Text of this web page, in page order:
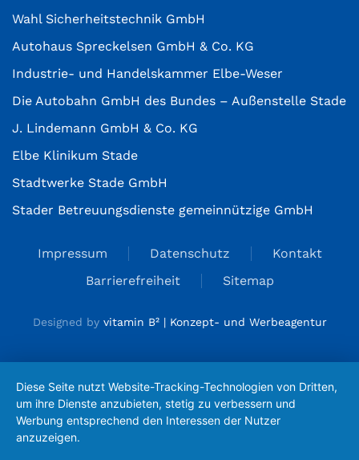
Wahl Sicherheitstechnik GmbH
Autohaus Spreckelsen GmbH & Co. KG
Industrie- und Handelskammer Elbe-Weser
Die Autobahn GmbH des Bundes – Außenstelle Stade
J. Lindemann GmbH & Co. KG
Elbe Klinikum Stade
Stadtwerke Stade GmbH
Stader Betreuungsdienste gemeinnützige GmbH
Impressum Datenschutz
Kontakt
Barrierefreiheit
Sitemap
Designed by vitamin B² | Konzept- und Werbeagentur
Diese Seite nutzt Website-Tracking-Technologien von Dritten,
um ihre Dienste anzubieten, stetig zu verbessern und
Werbung entsprechend den Interessen der Nutzer
anzuzeigen.